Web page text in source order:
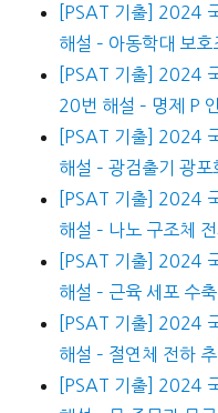
[PSAT 기출] 2024
해설 – 아동학대 보호
[PSAT 기출] 2024
20번 해설 – 명제 P
[PSAT 기출] 2024
해설 – 광검출기 광포
[PSAT 기출] 2024
해설 – 나노 구조체
[PSAT 기출] 2024
해설 – 근육 세포 수
[PSAT 기출] 2024
해설 – 절연체 전하
[PSAT 기출] 2024